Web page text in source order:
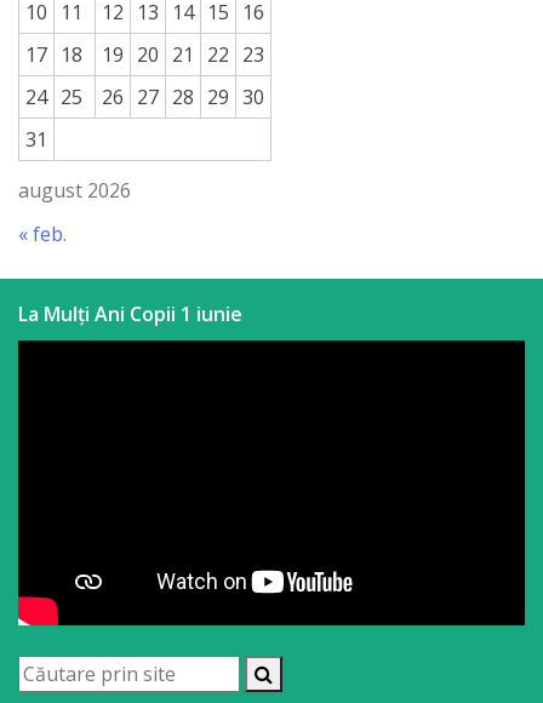
august 2026
10
11 12 13 14 15
16
17 18 19 20 21 22 23
24 25 26 27 28 29 30
31
« feb.
La Mulți Ani Copii 1 iunie